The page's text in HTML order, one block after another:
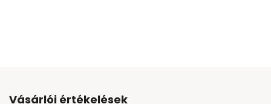
Vásárlói értékelések